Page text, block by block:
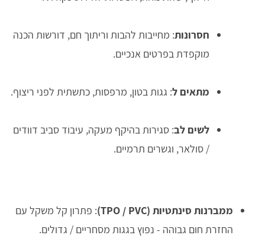
חסרונות: מחייבות להבות וריתוך חם, דורשות הכנה
מוקפדת בפרטים אנכיים.
מתאים ל: גגות בטון, מרפסות, כתשתית לפני ריצוף.
לשים לב: סגירות בהיקף מעקה, עיבוד סביב דוודים
/ סולאר, וגשרים תרמיים.
ממברנות סינתטיות (TPO / PVC)
: פתרון קל משקל עם
החזרת חום גבוהה - נפוץ בגגות מסחריים / גדולים.